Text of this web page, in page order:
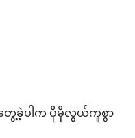
တွေ့ခဲ့ပါက ပိုမိုလွယ်ကူစွာ